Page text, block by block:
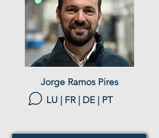
Jorge Ramos Pires
LU | FR | DE | PT